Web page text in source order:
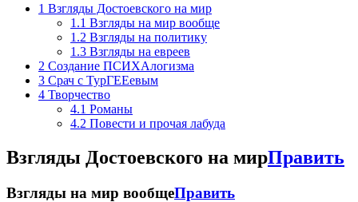
1 Взгляды Достоевского на мир
1.1 Взгляды на мир вообще
1.2 Взгляды на политику
1.3 Взгляды на евреев
2 Создание ПСИХАлогизма
3 Срач с ТурГЕЕевым
4 Творчество
4.1 Романы
4.2 Повести и прочая лабуда
Взгляды Достоевского на мирПравить
Взгляды на мир вообщеПравить